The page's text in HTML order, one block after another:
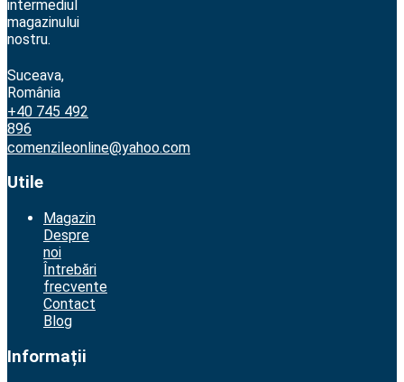
intermediul
magazinului
nostru.
Suceava,
România
+40 745 492
896
comenzileonline@yahoo.com
Utile
Magazin
Despre
noi
Întrebări
frecvente
Contact
Blog
Informații